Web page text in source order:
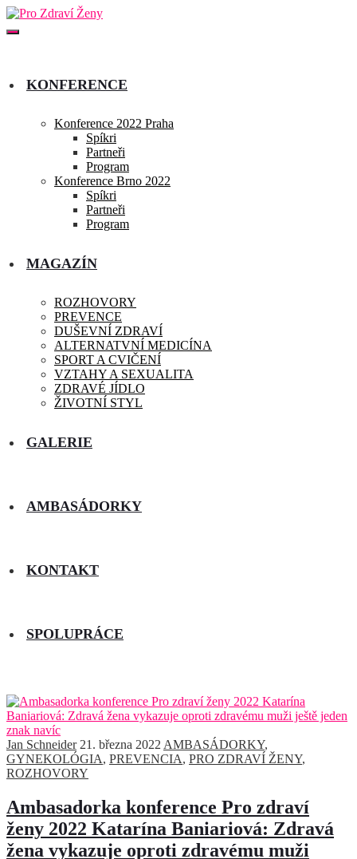
KONFERENCE
Konference 2022 Praha
Spíkri
Partneři
Program
Konference Brno 2022
Spíkri
Partneři
Program
MAGAZÍN
ROZHOVORY
PREVENCE
DUŠEVNÍ ZDRAVÍ
ALTERNATVNÍ MEDICÍNA
SPORT A CVIČENÍ
VZTAHY A SEXUALITA
ZDRAVÉ JÍDLO
ŽIVOTNÍ STYL
GALERIE
AMBASÁDORKY
KONTAKT
SPOLUPRÁCE
Jan Schneider 21. března 2022 AMBASÁDORKY,
GYNEKOLÓGIA, PREVENCIA, PRO ZDRAVÍ ŽENY,
ROZHOVORY
Ambasadorka konference Pro zdraví
ženy 2022 Katarína Baniariová: Zdravá
žena vykazuje oproti zdravému muži